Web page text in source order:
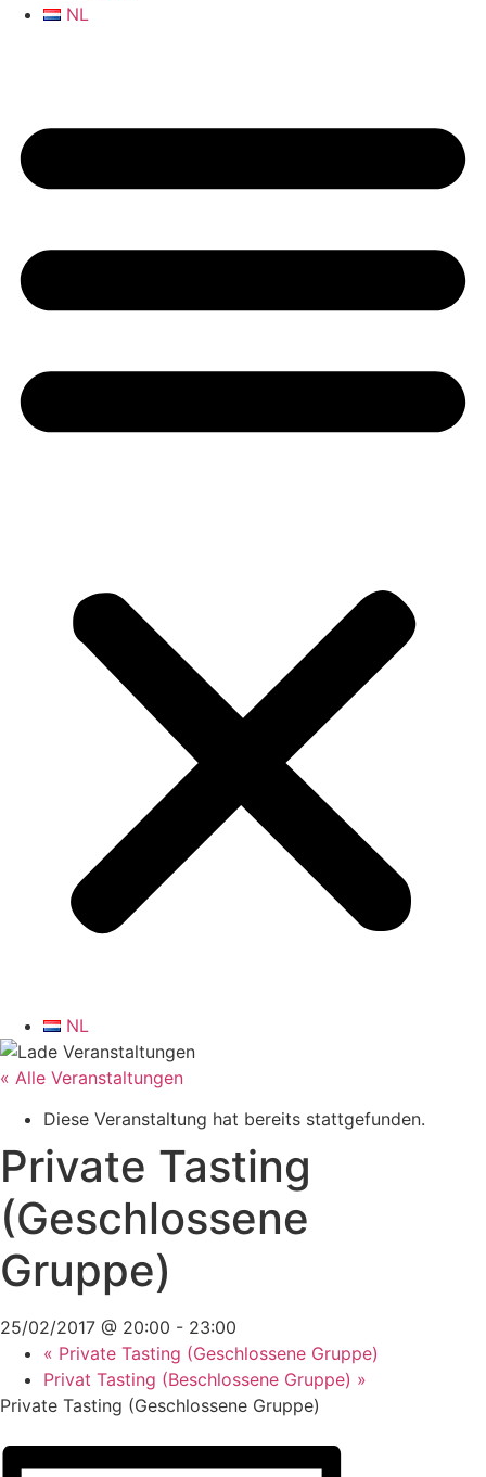
NL
NL
« Alle Veranstaltungen
Diese Veranstaltung hat bereits stattgefunden.
Private Tasting
(Geschlossene
Gruppe)
25/02/2017 @ 20:00 - 23:00
« Private Tasting (Geschlossene Gruppe)
Privat Tasting (Beschlossene Gruppe) »
Private Tasting (Geschlossene Gruppe)